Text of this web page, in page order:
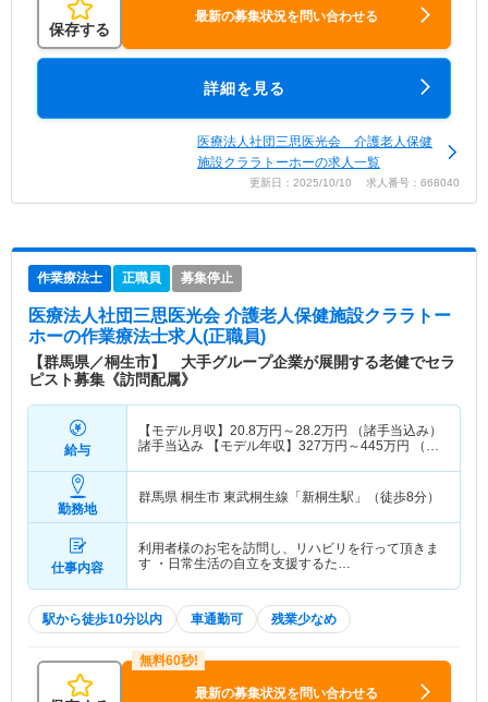
保存する
最新の募集状況を問い合わせる
詳細を見る
医療法人社団三思医光会 介護老人保健
施設クララトーホーの求人一覧
更新日：2025/10/10 求人番号：668040
作業療法士 正職員 募集停止
医療法人社団三思医光会 介護老人保健施設クララトー
ホーの作業療法士求人(正職員)
【群馬県／桐生市】 大手グループ企業が展開する老健でセラ
ピスト募集《訪問配属》
給与
【モデル月収】 20.8万円～28.2万円 （諸手当込み）
諸手当込み 【モデル年収】 327万円～445万円 （諸
勤務地
群馬県 桐生市 東武桐生線「新桐生駅」（徒歩8分）
仕事内容
利用者様のお宅を訪問し、リハビリを行って頂きま
す ・日常生活の自立を支援するた…
駅から徒歩10分以内 車通勤可 残業少なめ
最新の募集状況を問い合わせる